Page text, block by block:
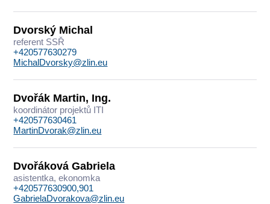
Dvorský Michal
referent SSŘ
+420577630279
MichalDvorsky@zlin.eu
Dvořák Martin, Ing.
koordinátor projektů ITI
+420577630461
MartinDvorak@zlin.eu
Dvořáková Gabriela
asistentka, ekonomka
+420577630900,901
GabrielaDvorakova@zlin.eu